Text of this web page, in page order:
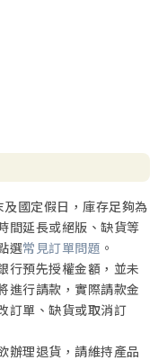
國定假日，庫存足夠為
間延長或絕版、缺貨等
選常見訂單問題 。
行預先授權金額，並未
進行請款，實際請款金
訂單、缺貨或取消訂
辦理退貨，請維持產品